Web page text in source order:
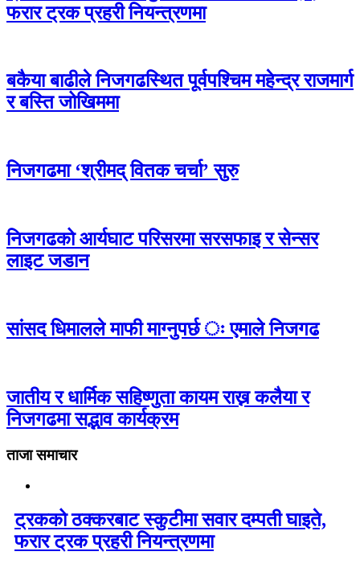
फरार ट्रक प्रहरी नियन्त्रणमा
बकैया बाढीले निजगढस्थित पूर्वपश्चिम महेन्द्र राजमार्ग
र बस्ति जोखिममा
निजगढमा ‘श्रीमद् वितक चर्चा’ सुरु
निजगढको आर्यघाट परिसरमा सरसफाइ र सेन्सर
लाइट जडान
सांसद धिमालले माफी माग्नुपर्छ ः एमाले निजगढ
जातीय र धार्मिक सहिष्णुता कायम राख्न कलैया र
निजगढमा सद्भाव कार्यक्रम
ताजा समाचार
ट्रकको ठक्करबाट स्कुटीमा सवार दम्पती घाइते,
फरार ट्रक प्रहरी नियन्त्रणमा